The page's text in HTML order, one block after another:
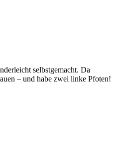
selbstgemacht. Da
– und habe zwei linke Pfoten!